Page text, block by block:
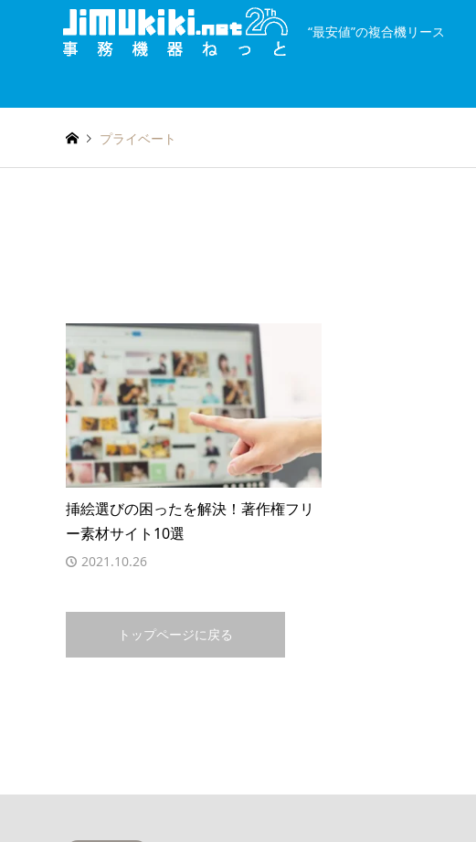
“最安値”の複合機リース
プライベート
挿絵選びの困ったを解決！著作権フリ
ー素材サイト10選
2021.10.26
トップページに戻る